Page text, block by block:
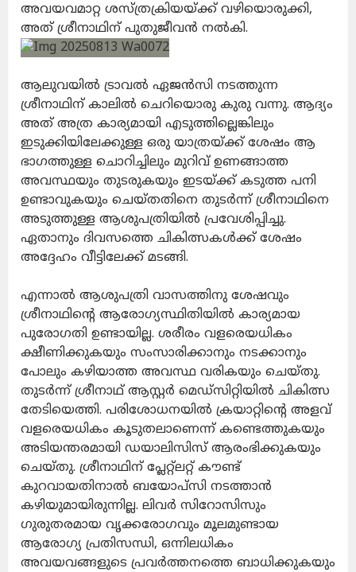
അവയവമാറ്റ ശസ്ത്രക്രിയയ്ക്ക് വഴിയൊരുക്കി,
അത് ശ്രീനാഥിന് പുതുജീവൻ നൽകി.
ആലുവയിൽ ട്രാവൽ ഏജൻസി നടത്തുന്ന
ശ്രീനാഥിന് കാലിൽ ചെറിയൊരു കുരു വന്നു. ആദ്യം
അത് അത്ര കാര്യമായി എടുത്തില്ലെങ്കിലും
ഇടുക്കിയിലേക്കുള്ള ഒരു യാത്രയ്ക്ക് ശേഷം ആ
ഭാഗത്തുള്ള ചൊറിച്ചിലും മുറിവ് ഉണങ്ങാത്ത
അവസ്ഥയും തുടരുകയും ഇടയ്ക്ക് കടുത്ത പനി
ഉണ്ടാവുകയും ചെയ്തതിനെ തുടർന്ന് ശ്രീനാഥിനെ
അടുത്തുള്ള ആശുപത്രിയിൽ പ്രവേശിപ്പിച്ചു.
ഏതാനും ദിവസത്തെ ചികിത്സകൾക്ക് ശേഷം
അദ്ദേഹം വീട്ടിലേക്ക് മടങ്ങി.
എന്നാൽ ആശുപത്രി വാസത്തിനു ശേഷവും
ശ്രീനാഥിന്റെ ആരോഗ്യസ്ഥിതിയിൽ കാര്യമായ
പുരോഗതി ഉണ്ടായില്ല. ശരീരം വളരെയധികം
ക്ഷീണിക്കുകയും സംസാരിക്കാനും നടക്കാനും
പോലും കഴിയാത്ത അവസ്ഥ വരികയും ചെയ്തു.
തുടർന്ന് ശ്രീനാഥ് ആസ്റ്റർ മെഡ്‌സിറ്റിയിൽ ചികിത്സ
തേടിയെത്തി. പരിശോധനയിൽ ക്രയാറ്റിന്റെ അളവ്
വളരെയധികം കൂടുതലാണെന്ന് കണ്ടെത്തുകയും
അടിയന്തരമായി ഡയാലിസിസ് ആരംഭിക്കുകയും
ചെയ്തു. ശ്രീനാഥിന് പ്ലേറ്റ്ലറ്റ് കൗണ്ട്
കുറവായതിനാൽ ബയോപ്സി നടത്താൻ
കഴിയുമായിരുന്നില്ല. ലിവർ സിറോസിസും
ഗുരുതരമായ വൃക്കരോഗവും മൂലമുണ്ടായ
ആരോഗ്യ പ്രതിസന്ധി, ഒന്നിലധികം
അവയവങ്ങളുടെ പ്രവർത്തനത്തെ ബാധിക്കുകയും